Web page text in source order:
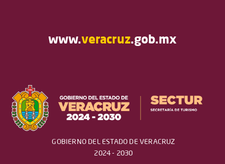
www.veracruz.gob.mx
GOBIERNO DEL ESTADO DE VERACRUZ
2024 - 2030